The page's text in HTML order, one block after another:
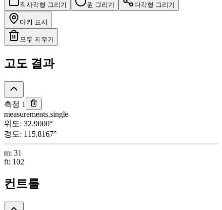
직사각형 그리기 원 그리기 다각형 그리기
마커 표시
모두 지우기
고도 결과
측정 1
measurements.single
위도: 32.9000°
경도: 115.8167°
m: 31
ft: 102
컨트롤